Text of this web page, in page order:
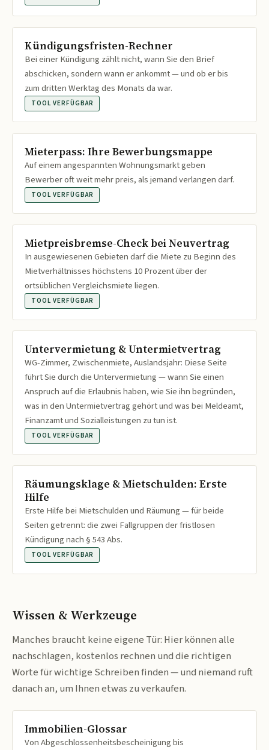
Kündigungsfristen-Rechner
Bei einer Kündigung zählt nicht, wann Sie den Brief
abschicken, sondern wann er ankommt — und ob er bis
zum dritten Werktag des Monats da war.
TOOL VERFÜGBAR
Mieterpass: Ihre Bewerbungsmappe
Auf einem angespannten Wohnungsmarkt geben
Bewerber oft weit mehr preis, als jemand verlangen darf.
TOOL VERFÜGBAR
Mietpreisbremse-Check bei Neuvertrag
In ausgewiesenen Gebieten darf die Miete zu Beginn des
Mietverhältnisses höchstens 10 Prozent über der
ortsüblichen Vergleichsmiete liegen.
TOOL VERFÜGBAR
Untervermietung & Untermietvertrag
WG-Zimmer, Zwischenmiete, Auslandsjahr: Diese Seite
führt Sie durch die Untervermietung — wann Sie einen
Anspruch auf die Erlaubnis haben, wie Sie ihn begründen,
was in den Untermietvertrag gehört und was bei Meldeamt,
Finanzamt und Sozialleistungen zu tun ist.
TOOL VERFÜGBAR
Räumungsklage & Mietschulden: Erste
Hilfe
Erste Hilfe bei Mietschulden und Räumung — für beide
Seiten getrennt: die zwei Fallgruppen der fristlosen
Kündigung nach § 543 Abs.
TOOL VERFÜGBAR
Wissen & Werkzeuge
Manches braucht keine eigene Tür: Hier können alle
nachschlagen, kostenlos rechnen und die richtigen
Worte für wichtige Schreiben finden — und niemand ruft
danach an, um Ihnen etwas zu verkaufen.
Immobilien-Glossar
Von Abgeschlossenheitsbescheinigung bis